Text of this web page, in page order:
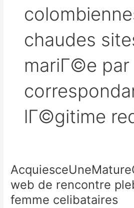
chaudes
mariГ©e par
lГ©gitime
web de rencontre
femme celibataires
AcquiesceUneMatureOu
page
web